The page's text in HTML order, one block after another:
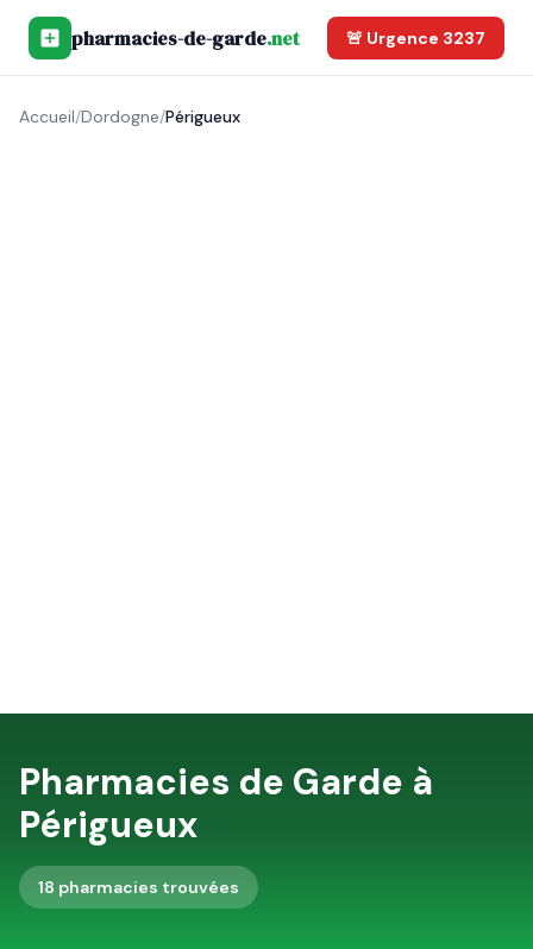
pharmacies-de-garde.net 🚨 Urgence 3237
Accueil/Dordogne/Périgueux
Pharmacies de Garde à
Périgueux
18 pharmacies trouvées